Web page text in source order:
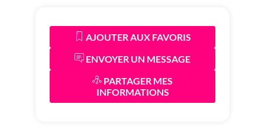
AJOUTER AUX FAVORIS
ENVOYER UN MESSAGE
PARTAGER MES
INFORMATIONS